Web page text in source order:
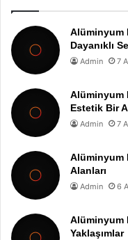
Alüminyum
Dayanıklı
Admin 7
Alüminyum
Estetik Bir
Admin 7
Alüminyum
Alanları
Admin 6
Alüminyum
Yaklaşımlar